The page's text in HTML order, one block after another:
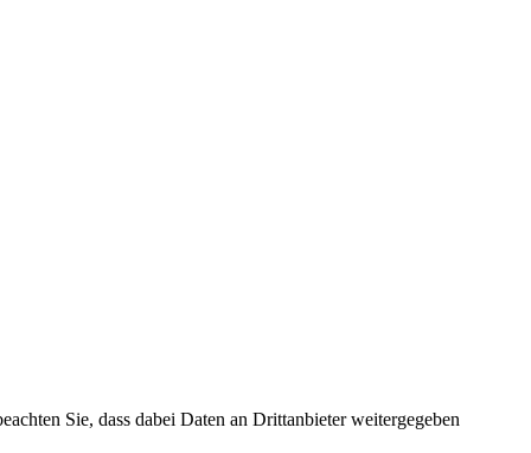
Sie, dass dabei Daten an Drittanbieter weitergegeben